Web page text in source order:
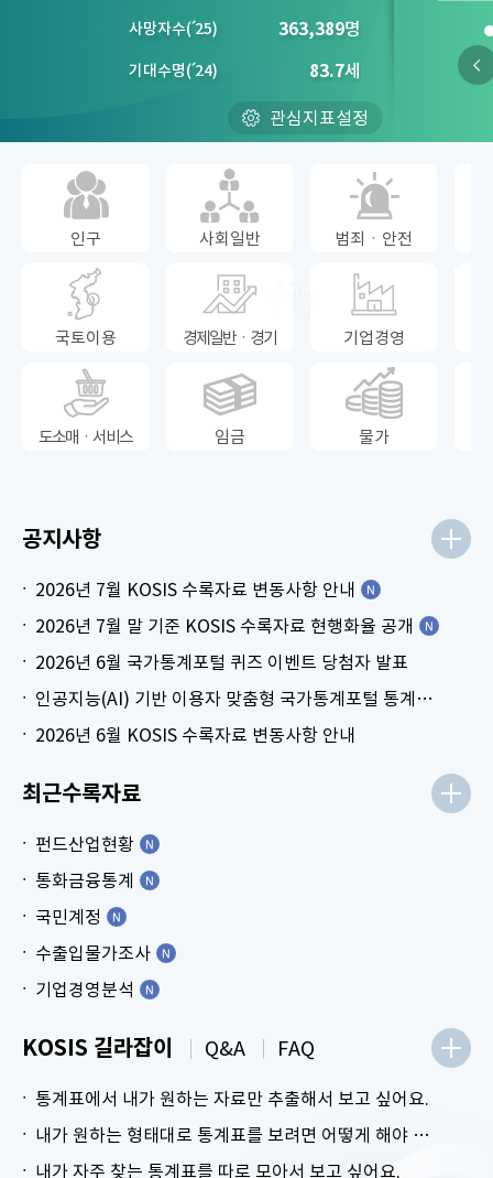
사망자수(´25) 363,389명
기대수명(´24) 83.7세
관심지표설정
인구 사회일반 범죄ㆍ안전
국토이용 경제일반ㆍ경기 기업경영
도소매ㆍ서비스 임금 물가
공지사항
2026년 7월 KOSIS 수록자료 변동사항 안내
2026년 7월 말 기준 KOSIS 수록자료 현행화율 공개
2026년 6월 국가통계포털 퀴즈 이벤트 당첨자 발표
인공지능(AI) 기반 이용자 맞춤형 국가통계포털 통계표 생성 시범 서비스 안내
2026년 6월 KOSIS 수록자료 변동사항 안내
최근수록자료
펀드산업현황
통화금융통계
국민계정
수출입물가조사
기업경영분석
KOSIS 길라잡이
통계표에서 내가 원하는 자료만 추출해서 보고 싶어요.
내가 원하는 형태대로 통계표를 보려면 어떻게 해야 하나요?
내가 자주 찾는 통계표를 따로 모아서 보고 싶어요.
Q&A FAQ